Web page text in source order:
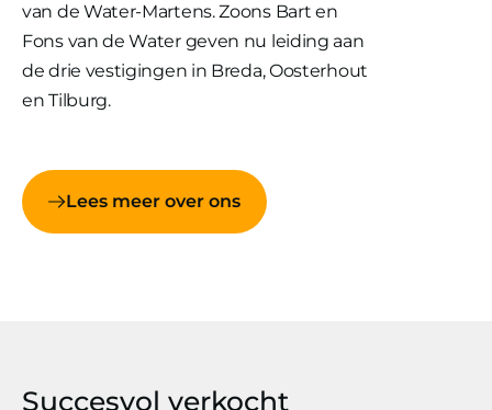
van de Water-Martens. Zoons Bart en
Fons van de Water geven nu leiding aan
de drie vestigingen in Breda, Oosterhout
en Tilburg.
Lees meer over ons
Succesvol verkocht